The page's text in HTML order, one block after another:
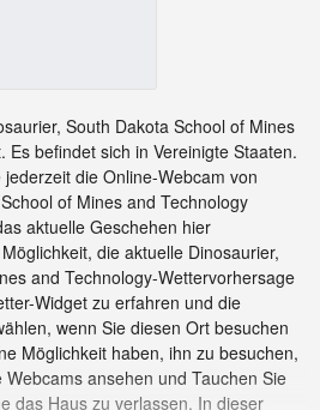
South Dakota School of Mines
Es befindet sich in Vereinigte Staaten.
die Online-Webcam von
of Mines and Technology
aktuelle Geschehen hier
die aktuelle Dinosaurier,
and Technology-Wettervorhersage
Widget zu erfahren und die
wenn Sie diesen Ort besuchen
Möglichkeit haben, ihn zu besuchen,
ansehen und Tauchen Sie
das Haus zu verlassen. In dieser